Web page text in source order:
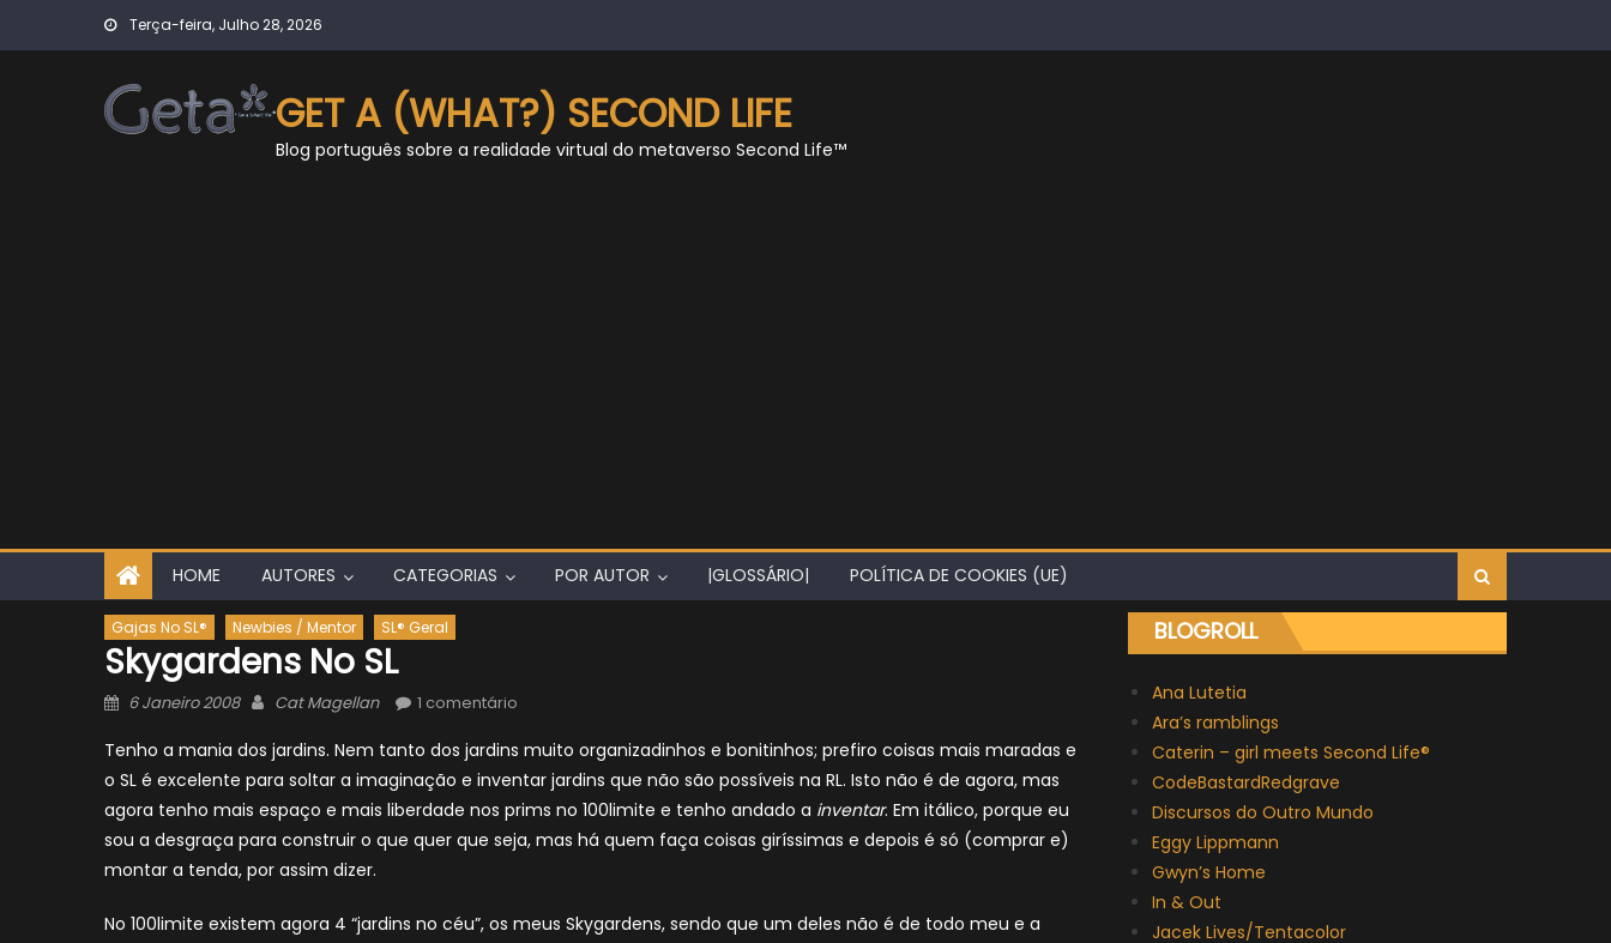
Terça-feira, Julho 28, 2026
GET A (WHAT?) SECOND LIFE
Blog português sobre a realidade virtual do metaverso Second Life™
HOME AUTORES CATEGORIAS POR AUTOR |GLOSSÁRIO| POLÍTICA DE COOKIES (UE)
Gajas No SL® Newbies / Mentor SL® Geral
Skygardens No SL
Posted
6 Janeiro 2008 Author
Cat Magellan 1 comentário
Tenho a mania dos jardins. Nem tanto dos jardins muito organizadinhos e bonitinhos; prefiro coisas mais maradas e
o SL é excelente para soltar a imaginação e inventar jardins que não são possíveis na RL. Isto não é de agora, mas
agora tenho mais espaço e mais liberdade nos prims no 100limite e tenho andado a inventar. Em itálico, porque eu
sou a desgraça para construir o que quer que seja, mas há quem faça coisas giríssimas e depois é só (comprar e)
montar a tenda, por assim dizer.
No 100limite existem agora 4 “jardins no céu”, os meus Skygardens, sendo que um deles não é de todo meu e a
BLOGROLL
Ana Lutetia
Ara’s ramblings
Caterin – girl meets Second Life®
CodeBastardRedgrave
Discursos do Outro Mundo
Eggy Lippmann
Gwyn’s Home
In & Out
Jacek Lives/Tentacolor